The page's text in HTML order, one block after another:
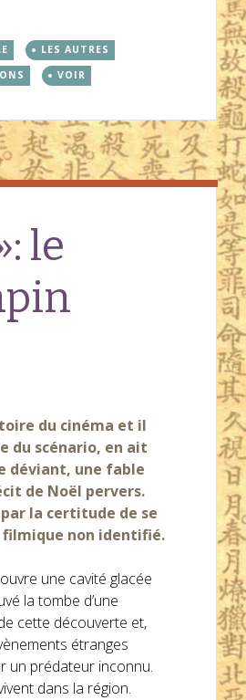
LES AUTRES
VOIR
le
du cinéma et il
du scénario, en ait
déviant, une fable
de Noël pervers.
la certitude de se
filmique non identifié.
une cavité glacée
la tombe d’une
cette découverte et,
étranges
un prédateur inconnu.
dans la région.